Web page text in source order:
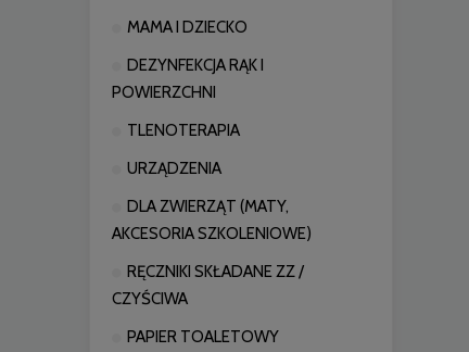
MAMA I DZIECKO
DEZYNFEKCJA RĄK I
POWIERZCHNI
TLENOTERAPIA
URZĄDZENIA
DLA ZWIERZĄT (MATY,
AKCESORIA SZKOLENIOWE)
RĘCZNIKI SKŁADANE ZZ /
CZYŚCIWA
PAPIER TOALETOWY